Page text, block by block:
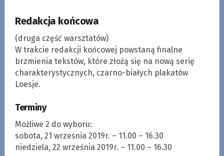
Redakcja końcowa
(druga część warsztatów)
W trakcie redakcji końcowej powstaną finalne
brzmienia tekstów, które złożą się na nową serię
charakterystycznych, czarno-białych plakatów
Loesje.
Terminy
Możliwe 2 do wyboru:
sobota, 21 września 2019r. – 11.00 – 16.30
niedziela, 22 września 2019r. – 11.00 – 16.30